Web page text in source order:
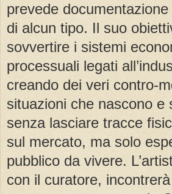
prevede
di alcun tipo. Il suo
sovvertire i sistemi
processuali legati
creando dei veri contro-
situazioni che nascono e
senza lasciare tracce
sul mercato, ma solo
pubblico da vivere.
con il curatore,